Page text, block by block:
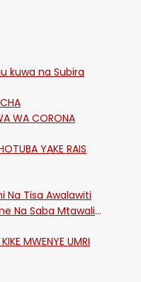
kuwa na Subira
WA CORONA
Na Tisa Awalawiti
Na Saba Mtawalia
MWENYE UMRI